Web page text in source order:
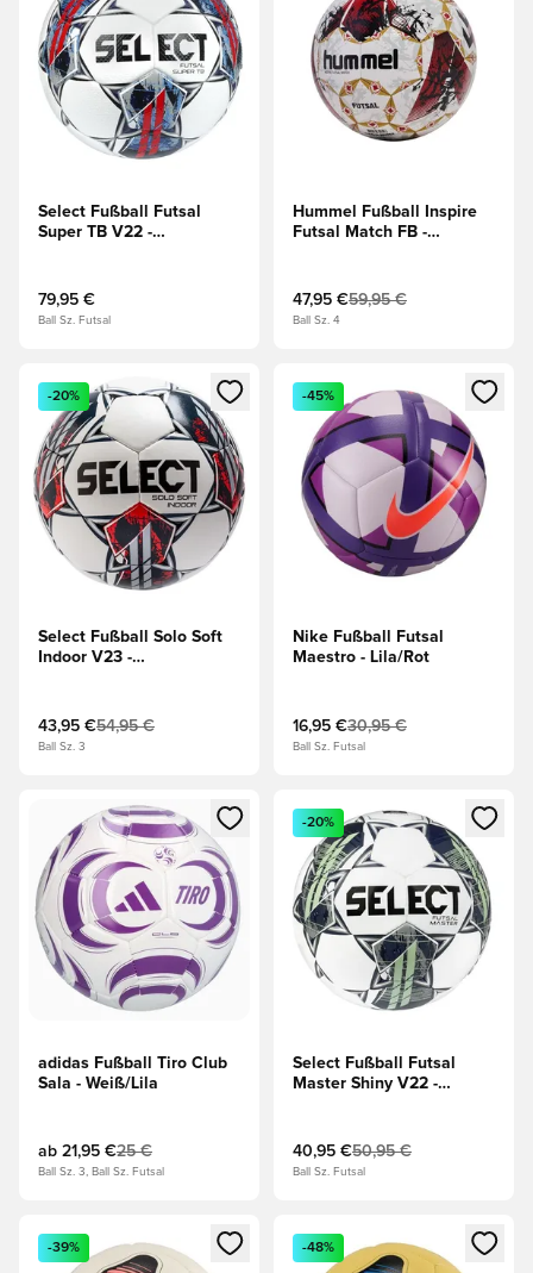
Select Fußball Futsal
Super TB V22 -
79,95 €
Ball Sz. Futsal
Hummel Fußball Inspire
Futsal Match FB -
47,95 €59,95 €
Ball Sz. 4
Öffnet ein neues Fenster zum Anmelden oder Registrieren
-20%
Select Fußball Solo Soft
Indoor V23 -
43,95 €54,95 €
Ball Sz. 3
Öffnet ein neues Fenster
-45%
Nike Fußball Futsal
Maestro - Lila/Rot
16,95 €30,95 €
Ball Sz. Futsal
Öffnet ein neues Fenster zum Anmelden oder Registrieren
adidas Fußball Tiro Club
Sala - Weiß/Lila
ab 21,95 €25 €
Ball Sz. 3, Ball Sz. Futsal
Öffnet ein neues Fenster
-20%
Select Fußball Futsal
Master Shiny V22 -
40,95 €50,95 €
Ball Sz. Futsal
Öffnet ein neues Fenster zum Anmelden oder Registrieren
-39%
Öffnet ein neues Fenster
-48%